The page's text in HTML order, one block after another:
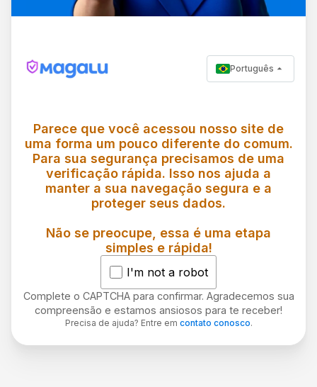
Português
Parece que você acessou nosso site de
uma forma um pouco diferente do comum.
Para sua segurança precisamos de uma
verificação rápida. Isso nos ajuda a
manter a sua navegação segura e a
proteger seus dados.
Não se preocupe, essa é uma etapa
simples e rápida!
I'm not a robot
Complete o CAPTCHA para confirmar. Agradecemos sua
compreensão e estamos ansiosos para te receber!
Precisa de ajuda? Entre em contato conosco.